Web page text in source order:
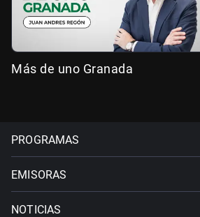
Más de uno Granada
PROGRAMAS
EMISORAS
NOTICIAS